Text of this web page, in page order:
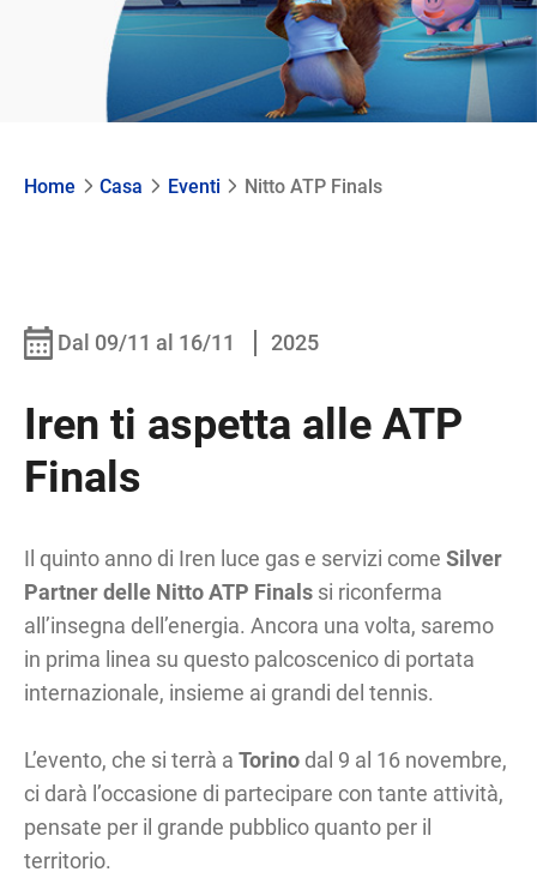
Home Casa Eventi Nitto ATP Finals
Dal 09/11 al 16/11 2025
Iren ti aspetta alle ATP
Finals
Il quinto anno di Iren luce gas e servizi comeSilver
Partner delle Nitto ATP Finals si riconferma
all’insegna dell’energia. Ancora una volta, saremo
in prima linea su questo palcoscenico di portata
internazionale, insieme ai grandi del tennis.
L’evento, che si terrà aTorino dal 9 al 16 novembre,
ci darà l’occasione di partecipare con tante attività,
pensate per il grande pubblico quanto per il
territorio.